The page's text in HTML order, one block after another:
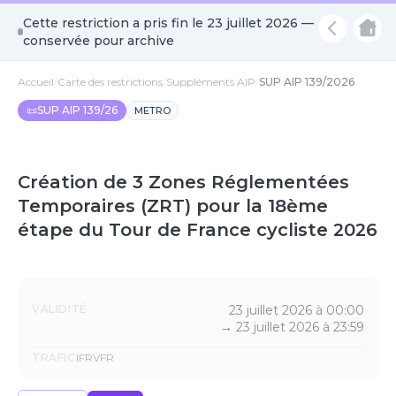
Cette restriction a pris fin le 23 juillet 2026 —
conservée pour archive
Accueil Carte des restrictions Suppléments AIP SUP AIP 139/2026
📜SUP AIP 139/26 METRO
Création de 3 Zones Réglementées
Temporaires (ZRT) pour la 18ème
étape du Tour de France cycliste 2026
Détails
VALIDITÉ
23 juillet 2026 à 00:00
→ 23 juillet 2026 à 23:59
TRAFIC IFRVFR